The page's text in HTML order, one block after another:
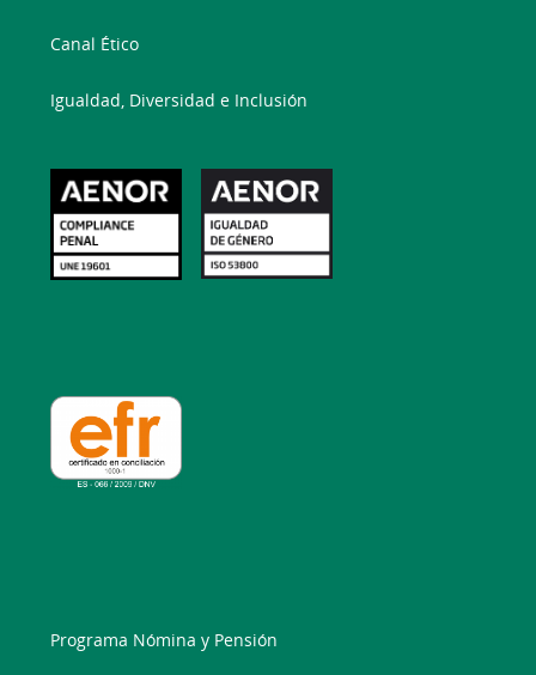
Canal Ético
Igualdad, Diversidad e Inclusión
Programa Nómina y Pensión